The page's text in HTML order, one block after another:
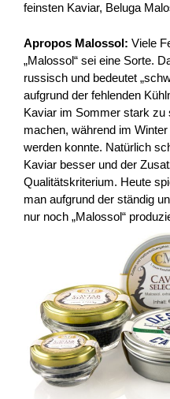
feinsten Kaviar, Beluga
Apropos Malossol: Viele
„Malossol“ sei eine Sorte.
russisch und bedeutet
aufgrund der fehlenden
Kaviar im Sommer stark zu
machen, während im
werden konnte. Natürlich
Kaviar besser und der
Qualitätskriterium. Heute
man aufgrund der ständig
nur noch „Malossol“